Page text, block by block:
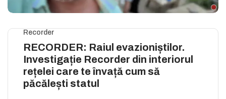
Recorder
RECORDER: Raiul evazioniștilor.
Investigație Recorder din interiorul
rețelei care te învață cum să
păcălești statul